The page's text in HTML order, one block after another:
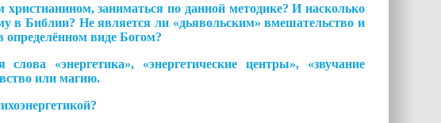
заниматься по данной методике? И насколько
в Библии? Не является ли «дьявольским» вмешательство и
определённом виде Богом?
«энергетика», «энергетические центры», «звучание
или магию.